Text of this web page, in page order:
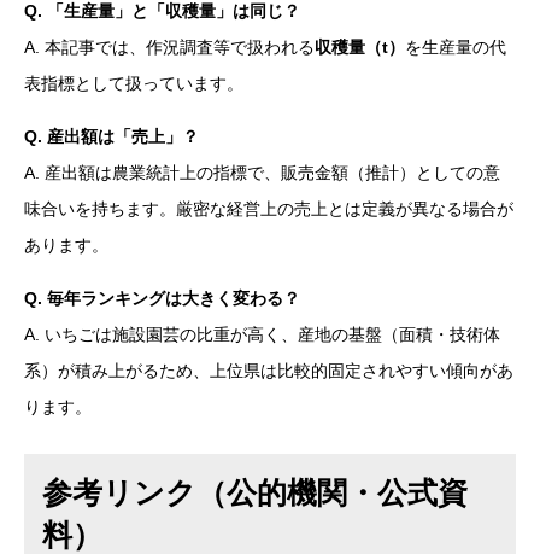
Q. 「生産量」と「収穫量」は同じ？
A. 本記事では、作況調査等で扱われる収穫量（t） を生産量の代
表指標として扱っています。
Q. 産出額は「売上」？
A. 産出額は農業統計上の指標で、販売金額（推計）としての意
味合いを持ちます。厳密な経営上の売上とは定義が異なる場合が
あります。
Q. 毎年ランキングは大きく変わる？
A. いちごは施設園芸の比重が高く、産地の基盤（面積・技術体
系）が積み上がるため、上位県は比較的固定されやすい傾向があ
ります。
参考リンク（公的機関・公式資
料）